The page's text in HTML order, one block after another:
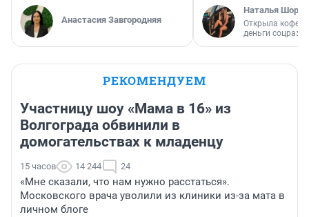
Анастасия Завгородняя
Наталья
Открыла
деньги
РЕКОМЕНДУЕМ
Участницу шоу «Мама в 16» из
Волгограда обвинили в
домогательствах к младенцу
15 часов 14 244 24
«Мне сказали, что нам нужно расстаться».
Московского врача уволили из клиники из-за мата в
личном блоге